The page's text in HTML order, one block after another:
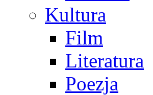
Kultura
Film
Literatura
Poezja